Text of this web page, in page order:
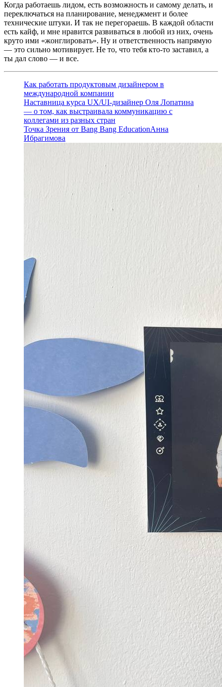
Когда работаешь лидом, есть возможность и самому делать, и
переключаться на планирование, менеджмент и более
технические штуки. И так не перегораешь. В каждой области
есть кайф, и мне нравится развиваться в любой из них, очень
круто ими «жонглировать». Ну и ответственность напрямую
— это сильно мотивирует. Не то, что тебя кто-то заставил, а
ты дал слово — и все.
Как работать продуктовым дизайнером в
международной компании
Наставница курса UX/UI-дизайнер Оля Лопатина
— о том, как выстраивала коммуникацию с
коллегами из разных стран
Точка Зрения от Bang Bang EducationАнна
Ибрагимова